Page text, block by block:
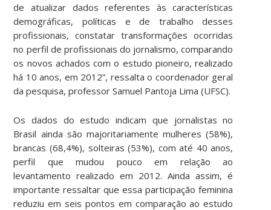
de atualizar dados referentes às características
demográficas, políticas e de trabalho desses
profissionais, constatar transformações ocorridas
no perfil de profissionais do jornalismo, comparando
os novos achados com o estudo pioneiro, realizado
há 10 anos, em 2012”, ressalta o coordenador geral
da pesquisa, professor Samuel Pantoja Lima (UFSC).
Os dados do estudo indicam que jornalistas no
Brasil ainda são majoritariamente mulheres (58%),
brancas (68,4%), solteiras (53%), com até 40 anos,
perfil que mudou pouco em relação ao
levantamento realizado em 2012. Ainda assim, é
importante ressaltar que essa participação feminina
reduziu em seis pontos em comparação ao estudo